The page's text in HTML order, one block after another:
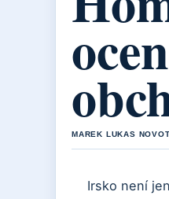
MAREK LUKAS
Irsko není